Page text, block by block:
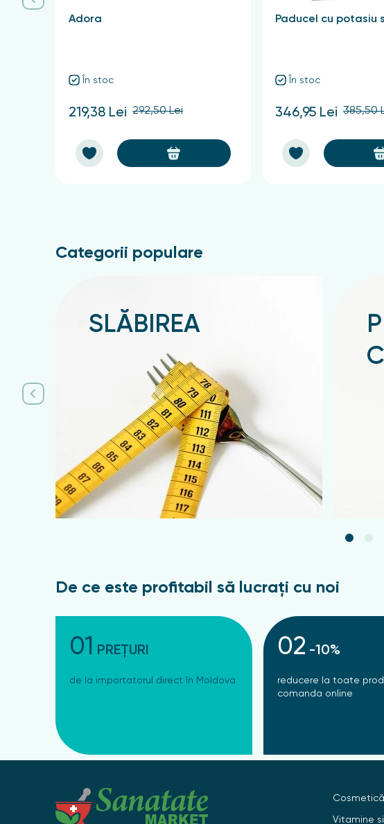
Adora
În stoc
219,38 Lei 292,50 Lei
Paducel cu potasiu
În stoc
346,95 Lei 385,50
Categorii populare
SLĂBIREA
De ce este profitabil să lucrați cu noi
01 PREȚURI
de la importatorul direct în Moldova
02 -10%
reducere la toate
comanda online
Vitamine